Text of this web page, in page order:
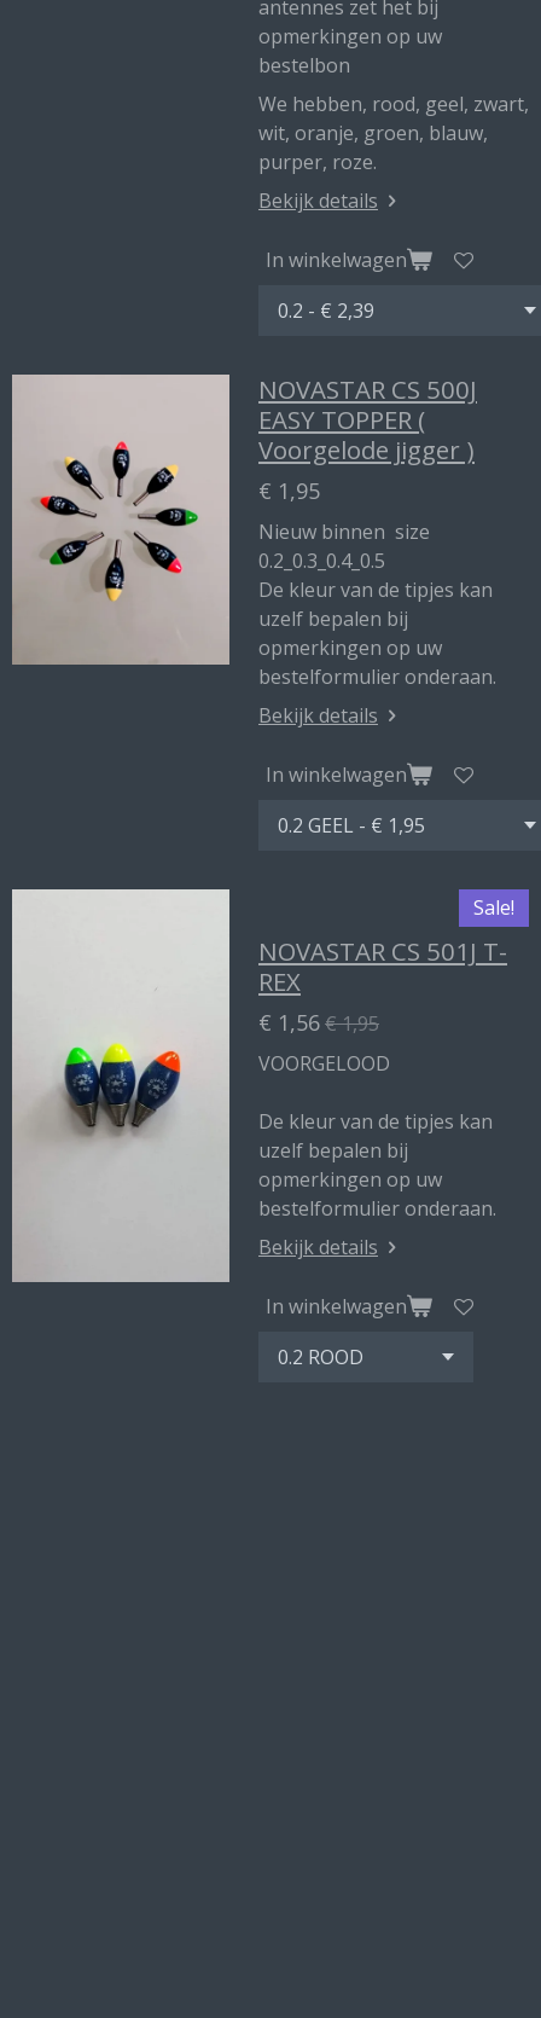
antennes zet het bij
opmerkingen op uw
bestelbon
We hebben, rood, geel, zwart,
wit, oranje, groen, blauw,
purper, roze.
Bekijk details
In winkelwagen
NOVASTAR CS 500J
EASY TOPPER (
Voorgelode jigger )
€ 1,95
Nieuw binnen size
0.2_0.3_0.4_0.5
De kleur van de tipjes kan
uzelf bepalen bij
opmerkingen op uw
bestelformulier onderaan.
Bekijk details
In winkelwagen
Sale!
NOVASTAR CS 501J T-
REX
€ 1,56€ 1,95
VOORGELOOD
De kleur van de tipjes kan
uzelf bepalen bij
opmerkingen op uw
bestelformulier onderaan.
Bekijk details
In winkelwagen